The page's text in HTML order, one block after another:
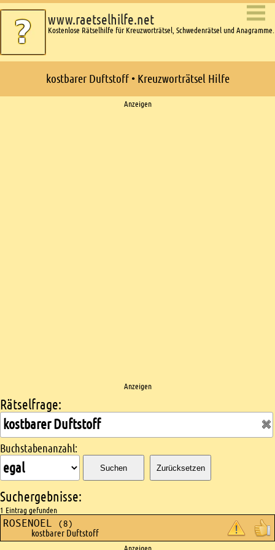
www.raetselhilfe.net
Kostenlose Rätselhilfe für Kreuzworträtsel, Schwedenrätsel und Anagramme.
kostbarer Duftstoff • Kreuzworträtsel Hilfe
Anzeigen
Anzeigen
Kreuzworträtsel suchen
Rätselfrage:
Buchstabenanzahl:
Suchen Zurücksetzen
Suchergebnisse:
1 Eintrag gefunden
ROSENOEL (8)
kostbarer Duftstoff